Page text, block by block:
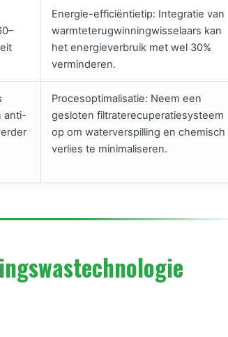
Energie-efficiëntietip: Integratie van
warmteterugwinningwisselaars kan
het energieverbruik met wel 30%
verminderen.
anti-
Procesoptimalisatie: Neem een
gesloten filtraterecuperatiesysteem
op om waterverspilling en chemisch
verlies te minimaliseren.